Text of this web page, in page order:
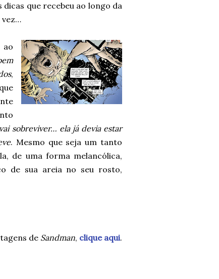
que recebeu ao longo da
vez…
ao
,
sobreviver… ela já devia estar
. Mesmo que seja um tanto
de uma forma melancólica,
de sua areia no seu rosto,
de Sandman, clique aqui.